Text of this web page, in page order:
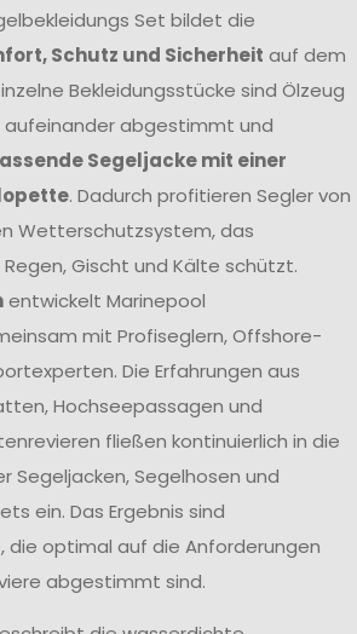
Set bildet die
Schutz und Sicherheit auf dem
Bekleidungsstücke sind Ölzeug
abgestimmt und
Segeljacke mit einer
. Dadurch profitieren Segler von
Wetterschutzsystem, das
Regen, Gischt und Kälte schützt.
entwickelt Marinepool
mit Profiseglern, Offshore-
Die Erfahrungen aus
Hochseepassagen und
fließen kontinuierlich in die
Segeljacken, Segelhosen und
ein. Das Ergebnis sind
die optimal auf die Anforderungen
abgestimmt sind.